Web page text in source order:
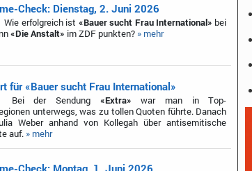
Check: Dienstag, 2. Juni 2026
Wie erfolgreich ist «Bauer sucht Frau International» bei
«Die Anstalt» im ZDF punkten? » mehr
für «Bauer sucht Frau International»
Bei der Sendung «Extra» war man in Top-
unterwegs, was zu tollen Quoten führte. Danach
Weber anhand von Kollegah über antisemitische
auf. » mehr